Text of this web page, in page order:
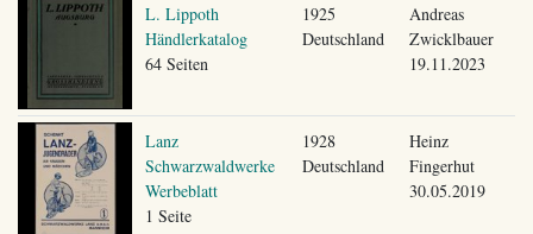
L. Lippoth
Händlerkatalog
64 Seiten
1925
Deutschland
Andreas
Zwicklbauer
19.11.2023
Lanz
Schwarzwaldwerke
Werbeblatt
1 Seite
1928
Deutschland
Heinz
Fingerhut
30.05.2019